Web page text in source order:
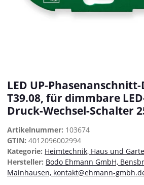
LED UP-
T39.08, für dimmbare
Druck-Wechsel-Schalter
Artikelnummer: 103674
GTIN: 4012096002994
Kategorie: Heimtechnik, Haus und
Hersteller: Bodo Ehmann GmbH,
Mainhausen, kontakt@ehmann-